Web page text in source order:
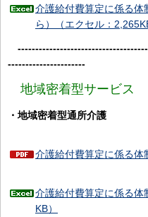
介護給付費算定に係る
ら）（エクセル：
----------------------
地域密着型サービス
・地域密着型通所介護
介護給付費算定に係る体
介護給付費算定に係る体
KB）